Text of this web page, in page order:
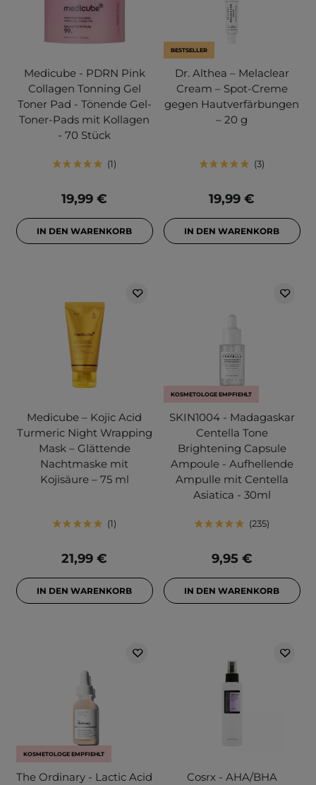
Medicube - PDRN Pink
Collagen Tonning Gel
Toner Pad - Tönende Gel-
Toner-Pads mit Kollagen
- 70 Stück
1
19,99 €
IN DEN WARENKORB
BESTSELLER
Dr. Althea – Melaclear
Cream – Spot-Creme
gegen Hautverfärbungen
– 20 g
3
19,99 €
IN DEN WARENKORB
Medicube – Kojic Acid
Turmeric Night Wrapping
Mask – Glättende
Nachtmaske mit
Kojisäure – 75 ml
1
21,99 €
IN DEN WARENKORB
KOSMETOLOGE EMPFIEHLT
SKIN1004 - Madagaskar
Centella Tone
Brightening Capsule
Ampoule - Aufhellende
Ampulle mit Centella
Asiatica - 30ml
235
9,95 €
IN DEN WARENKORB
KOSMETOLOGE EMPFIEHLT
The Ordinary - Lactic Acid
Cosrx - AHA/BHA